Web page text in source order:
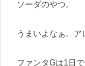
ソーダのやつ。
うまいよなぁ。ア
ファンタGは1日